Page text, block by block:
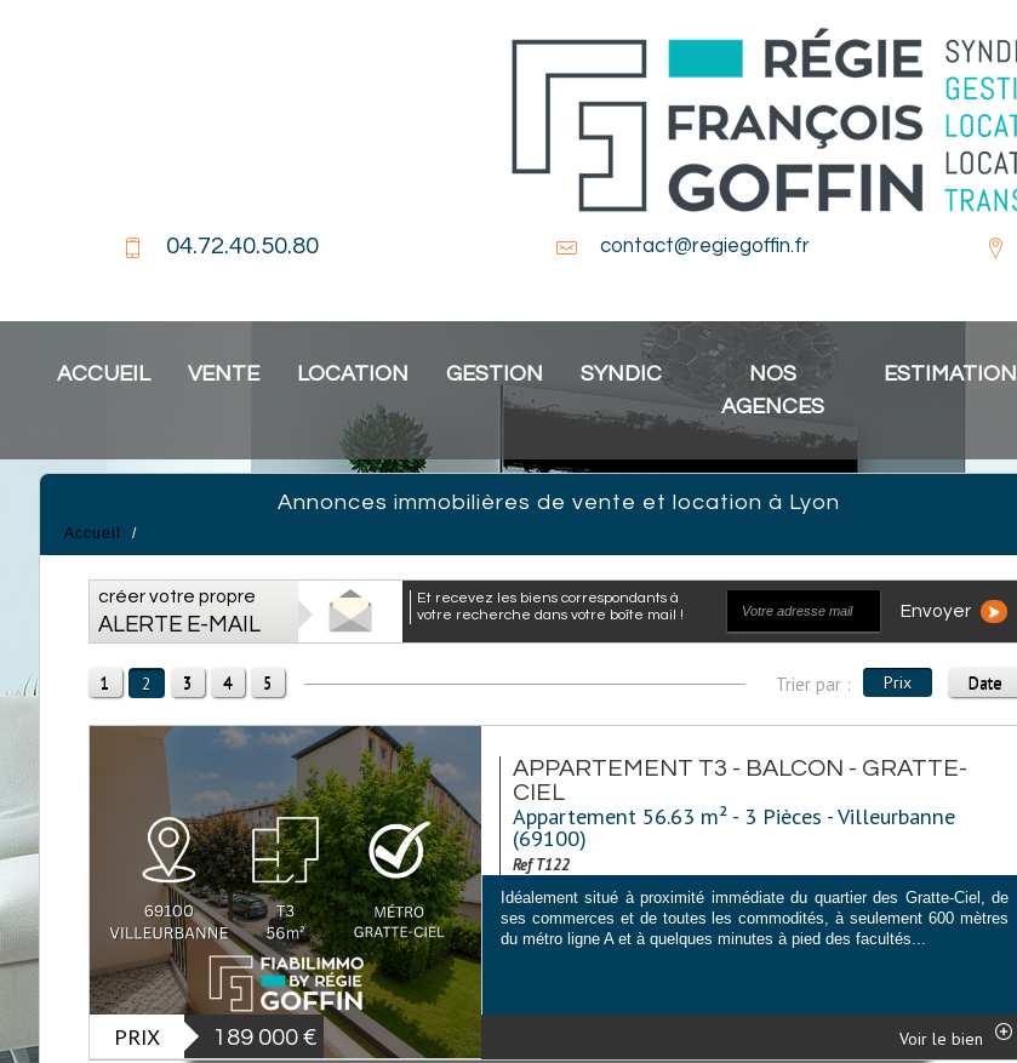
04.72.40.50.80 contact@regiegoffin.fr
ACCUEIL VENTE LOCATION GESTION SYNDIC
NOS
AGENCES
ESTIMATION
Annonces immobilières de vente et location à Lyon
Accueil
créer votre propre
ALERTE E-MAIL
et recevez les biens correspondants à
votre recherche dans votre boîte mail !
Envoyer
1 2 3 4 5 Trier par : Prix Date
PRIX 189 000 €
APPARTEMENT T3 - BALCON - GRATTE-
CIEL
Appartement 56.63 m² - 3 Pièces - Villeurbanne
(69100)
Ref T122
Idéalement situé à proximité immédiate du quartier des Gratte-Ciel, de
ses commerces et de toutes les commodités, à seulement 600 mètres
du métro ligne A et à quelques minutes à pied des facultés...
Voir le bien